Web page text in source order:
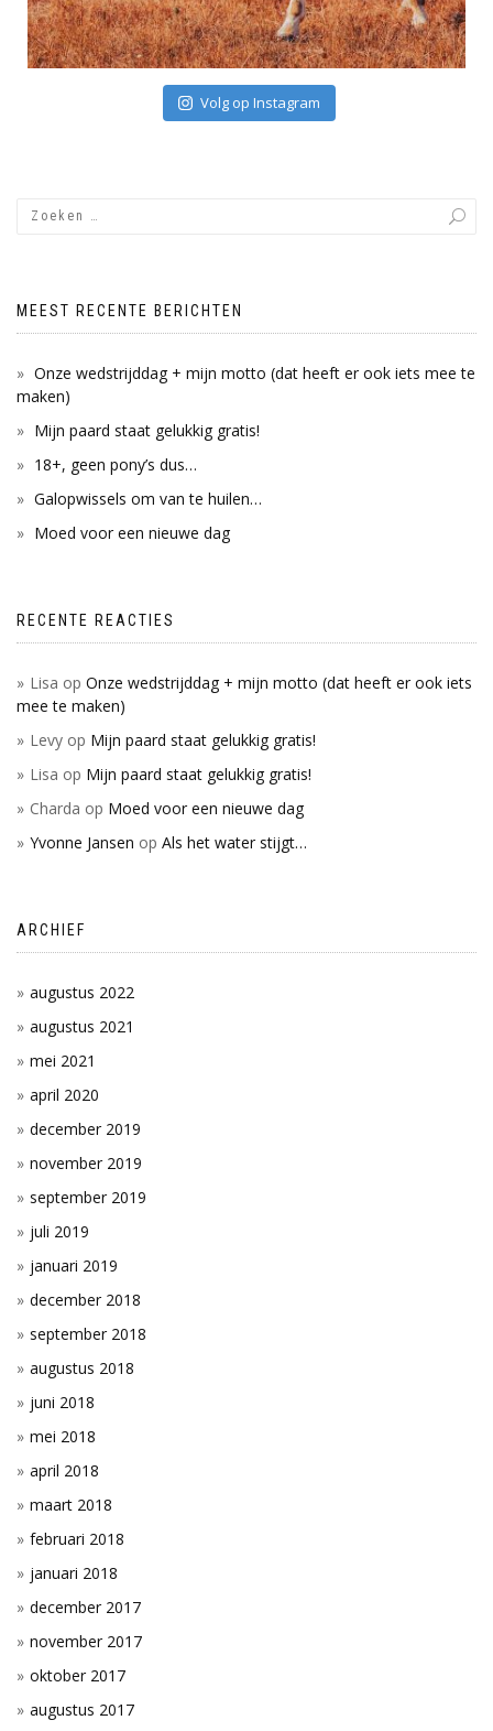
Volg op Instagram
MEEST RECENTE BERICHTEN
Onze wedstrijddag + mijn motto (dat heeft er ook iets mee te
maken)
Mijn paard staat gelukkig gratis!
18+, geen pony’s dus…
Galopwissels om van te huilen…
Moed voor een nieuwe dag
RECENTE REACTIES
Lisa op Onze wedstrijddag + mijn motto (dat heeft er ook iets
mee te maken)
Levy op Mijn paard staat gelukkig gratis!
Lisa op Mijn paard staat gelukkig gratis!
Charda op Moed voor een nieuwe dag
Yvonne Jansen op Als het water stijgt…
ARCHIEF
augustus 2022
augustus 2021
mei 2021
april 2020
december 2019
november 2019
september 2019
juli 2019
januari 2019
december 2018
september 2018
augustus 2018
juni 2018
mei 2018
april 2018
maart 2018
februari 2018
januari 2018
december 2017
november 2017
oktober 2017
augustus 2017